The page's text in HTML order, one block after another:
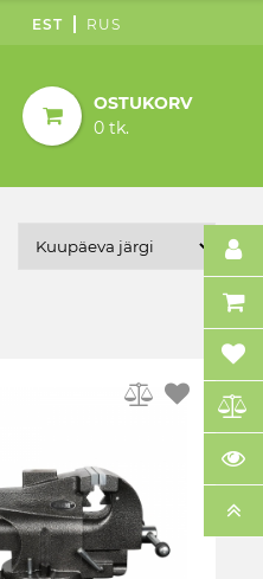
EST RUS
OSTUKORV
0 tk.